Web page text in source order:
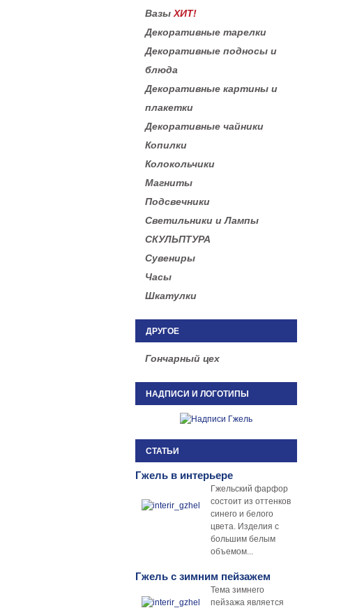
Вазы ХИТ!
Декоративные тарелки
Декоративные подносы и
блюда
Декоративные картины и
плакетки
Декоративные чайники
Копилки
Колокольчики
Магниты
Подсвечники
Светильники и Лампы
СКУЛЬПТУРА
Сувениры
Часы
Шкатулки
ДРУГОЕ
Гончарный цех
НАДПИСИ И ЛОГОТИПЫ
СТАТЬИ
Гжель в интерьере
Гжельский фарфор
состоит из оттенков
синего и белого
цвета. Изделия с
большим белым
объемом...
Гжель с зимним пейзажем
Тема зимнего
пейзажа является